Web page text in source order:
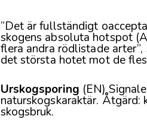
”Det är fullständigt
skogens absoluta hotspot
flera andra rödlistade
det största hotet mot de
Urskogsporing (EN)
naturskogskaraktär. Åtgärd:
skogsbruk.